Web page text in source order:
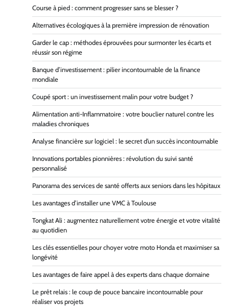
Course à pied : comment progresser sans se blesser ?
Alternatives écologiques à la première impression de rénovation
Garder le cap : méthodes éprouvées pour surmonter les écarts et
réussir son régime
Banque d’investissement : pilier incontournable de la finance
mondiale
Coupé sport : un investissement malin pour votre budget ?
Alimentation anti-Inflammatoire : votre bouclier naturel contre les
maladies chroniques
Analyse financière sur logiciel : le secret d’un succès incontournable
Innovations portables pionnières : révolution du suivi santé
personnalisé
Panorama des services de santé offerts aux seniors dans les hôpitaux
Les avantages d’installer une VMC à Toulouse
Tongkat Ali : augmentez naturellement votre énergie et votre vitalité
au quotidien
Les clés essentielles pour choyer votre moto Honda et maximiser sa
longévité
Les avantages de faire appel à des experts dans chaque domaine
Le prêt relais : le coup de pouce bancaire incontournable pour
réaliser vos projets